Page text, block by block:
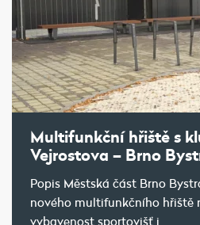
Multifunkční hřiště s
Vejrostova – Brno
Popis Městská část Brno
nového multifunkčního hřiště
vybavenost sportovišť i